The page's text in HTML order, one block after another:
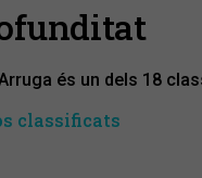
és un dels 18
classificats